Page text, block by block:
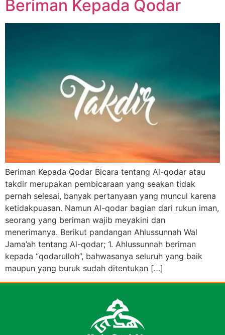
Beriman Kepada Qodar
Beriman Kepada Qodar Bicara tentang Al-qodar atau
takdir merupakan pembicaraan yang seakan tidak
pernah selesai, banyak pertanyaan yang muncul karena
ketidakpuasan. Namun Al-qodar bagian dari rukun iman,
seorang yang beriman wajib meyakini dan
menerimanya. Berikut pandangan Ahlussunnah Wal
Jama’ah tentang Al-qodar; 1. Ahlussunnah beriman
kepada “qodarulloh”, bahwasanya seluruh yang baik
maupun yang buruk sudah ditentukan […]